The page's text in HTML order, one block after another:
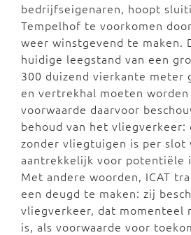
bedrijfseigenaren, hoopt
Tempelhof te voorkomen
weer winstgevend te maken.
huidige leegstand van een
300 duizend vierkante meter
en vertrekhal moeten worden
voorwaarde daarvoor
behoud van het vliegverkeer:
zonder vliegtuigen is per slot
aantrekkelijk voor potentiële
Met andere woorden, ICAT
een deugd te maken: zij
vliegverkeer, dat momenteel
is, als voorwaarde voor